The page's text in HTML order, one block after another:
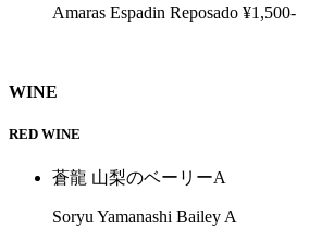
Amaras Espadin Reposado ¥1,500-
WINE
RED WINE
蒼龍 山梨のベーリーA
Soryu Yamanashi Bailey A